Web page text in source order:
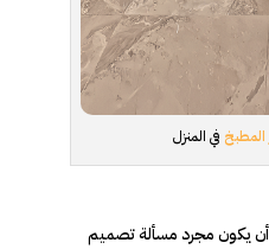
المطبخ في المنزل
أن يكون مجرد مسألة تصميم